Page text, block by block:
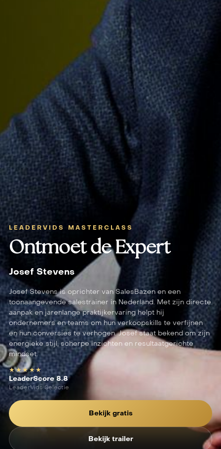
LEADERVIDS MASTERCLASS
Ontmoet de Expert
Josef Stevens
Josef Stevens is oprichter van SalesBazen en een
toonaangevende salestrainer in Nederland. Met zijn directe
aanpak en jarenlange praktijkervaring helpt hij
ondernemers en teams om hun verkoopskills te verfijnen
en hun conversies te verhogen. Josef staat bekend om zijn
energieke stijl, scherpe inzichten en resultaatgerichte
mindset.
★★★★★
LeaderScore 8.8
LeaderVids Selectie
Bekijk gratis
Bekijk trailer